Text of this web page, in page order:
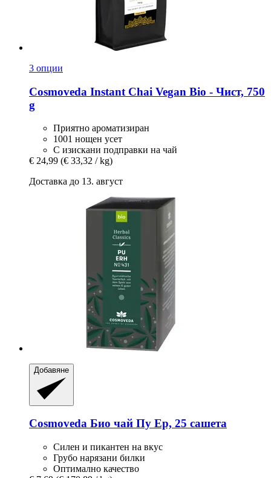
3 опции
Cosmoveda Instant Chai Vegan Bio -​ Чист, 750
g
Приятно ароматизиран
1001 нощен усет
С изискани подправки на чай
€ 24,99 (€ 33,32 / kg)
Доставка до 13. август
Добавяне
Cosmoveda Био чай Пу Ер, 25 сашета
Силен и пикантен на вкус
Грубо нарязани билки
Оптимално качество